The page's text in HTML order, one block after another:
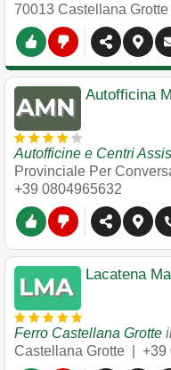
70013 Castellana Grotte
Autofficina
Autofficine e Centri
Provinciale Per
+39 0804965632
Lacatena
Ferro Castellana Grotte
Castellana Grotte
+39